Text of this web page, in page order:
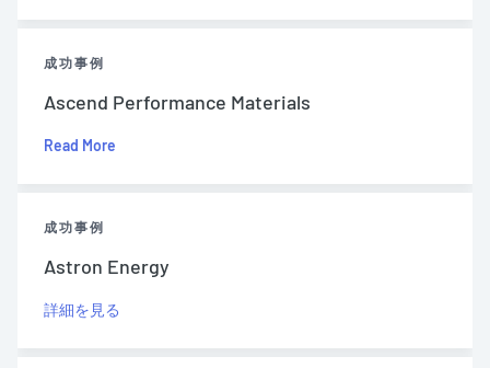
成功事例
Ascend Performance Materials
Read More
成功事例
Astron Energy
詳細を見る